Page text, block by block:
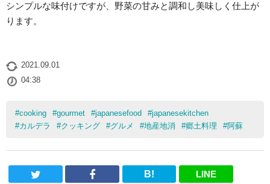
シンプルな味付けですが、野菜の甘みと調和し美味しく仕上が
ります。
2021.09.01
04:38
#cooking #gourmet #japanesefood #japanesekitchen
#カルデラ #クッキング #グルメ #地産地消 #郷土料理 #阿蘇
B! LINE